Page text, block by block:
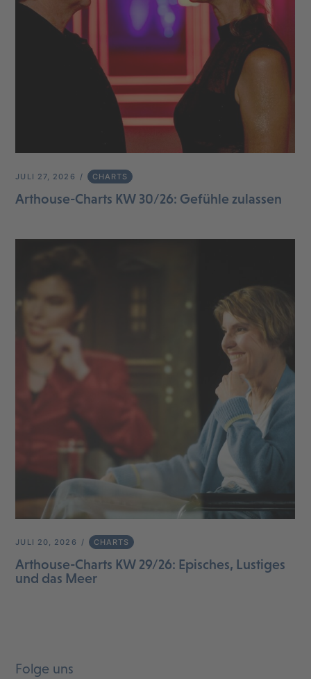
JULI 27, 2026 CHARTS
Arthouse-Charts KW 30/26: Gefühle zulassen
JULI 20, 2026 CHARTS
Arthouse-Charts KW 29/26: Episches, Lustiges
und das Meer
Folge uns